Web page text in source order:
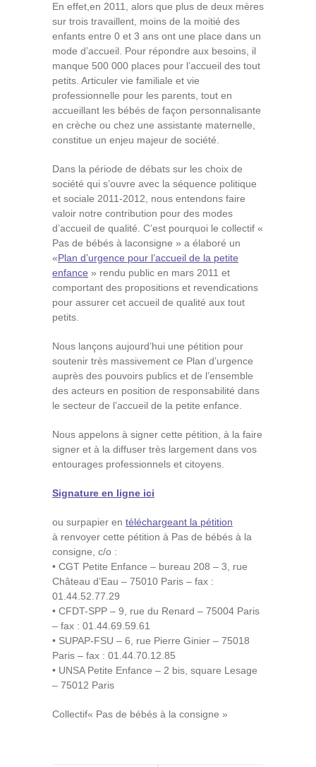
En effet,en 2011, alors que plus de deux mères
sur trois travaillent, moins de la moitié des
enfants entre 0 et 3 ans ont une place dans un
mode d’accueil. Pour répondre aux besoins, il
manque 500 000 places pour l’accueil des tout
petits. Articuler vie familiale et vie
professionnelle pour les parents, tout en
accueillant les bébés de façon personnalisante
en crèche ou chez une assistante maternelle,
constitue un enjeu majeur de société.
Dans la période de débats sur les choix de
société qui s’ouvre avec la séquence politique
et sociale 2011-2012, nous entendons faire
valoir notre contribution pour des modes
d’accueil de qualité. C’est pourquoi le collectif «
Pas de bébés à laconsigne » a élaboré un
«Plan d’urgence pour l’accueil de la petite
enfance » rendu public en mars 2011 et
comportant des propositions et revendications
pour assurer cet accueil de qualité aux tout
petits.
Nous lançons aujourd’hui une pétition pour
soutenir très massivement ce Plan d’urgence
auprès des pouvoirs publics et de l’ensemble
des acteurs en position de responsabilité dans
le secteur de l’accueil de la petite enfance.
Nous appelons à signer cette pétition, à la faire
signer et à la diffuser très largement dans vos
entourages professionnels et citoyens.
Signature en ligne ici
ou surpapier en téléchargeant la pétition
à renvoyer cette pétition à Pas de bébés à la
consigne, c/o :
• CGT Petite Enfance – bureau 208 – 3, rue
Château d’Eau – 75010 Paris – fax :
01.44.52.77.29
• CFDT-SPP – 9, rue du Renard – 75004 Paris
– fax : 01.44.69.59.61
• SUPAP-FSU – 6, rue Pierre Ginier – 75018
Paris – fax : 01.44.70.12.85
• UNSA Petite Enfance – 2 bis, square Lesage
– 75012 Paris
Collectif« Pas de bébés à la consigne »